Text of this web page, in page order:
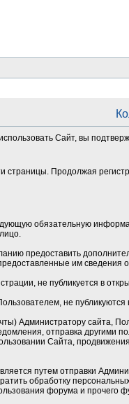
Сайт, вы
Продолжая
обязательную
предоставить
им
не публикуется в
не
Администратору сайта,
отправка
Сайта,
путем отправки
обработку
форума и прочего